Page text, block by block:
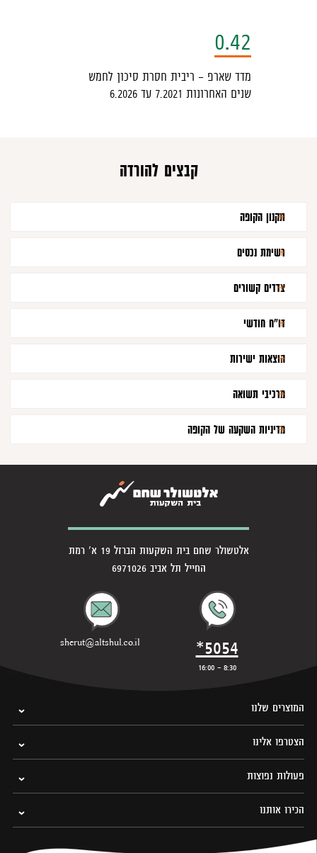
0.42
מדד שארפ - ריבית חסרת סיכון לחמש
שנים האחרונות 7.2021 עד 6.2026
קבצים להורדה
תקנון הקופה
רשימת נכסים
צדדים קשורים
דו"ח חודשי
הוצאות ישירות
מרכיבי תשואה
מדיניות השקעה של הקופה
אלטשולר שחם בית השקעות הברזל 19 א' רמת
החייל תל אביב 6971026
*5054
8:30 - 16:00
sherut@altshul.co.il
המוצרים שלנו
הצטרפו אלינו
פעולות נפוצות
הכירו אותנו